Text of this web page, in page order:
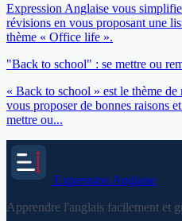
Expression Anglaise vous
révisions en vous proposant une
thème « Office life ».
"Back to school" : se mettre ou
« Back to school » est le thème
vous proposer de bonnes raisons
mettre ou...
Expression Anglaise
Apprendre l'anglais facilement et